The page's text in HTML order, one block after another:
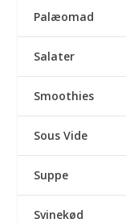
Palæomad
Salater
Smoothies
Sous Vide
Suppe
Svinekød